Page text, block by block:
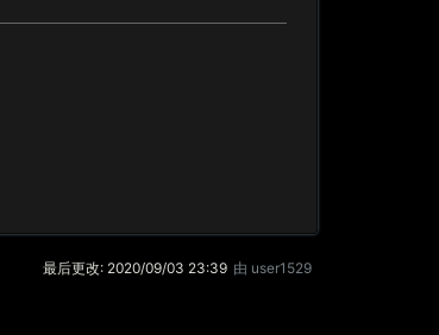
最后更改: 2020/09/03 23:39 由 user1529